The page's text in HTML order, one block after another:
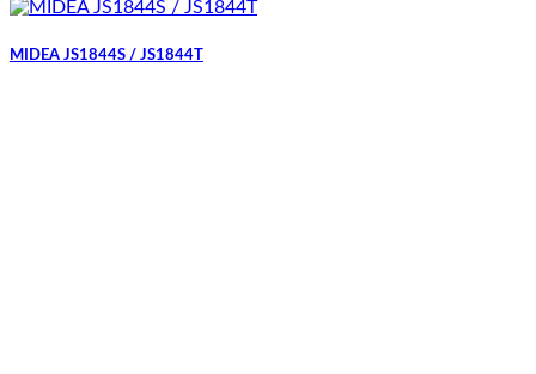
MIDEA JS1844S / JS1844T